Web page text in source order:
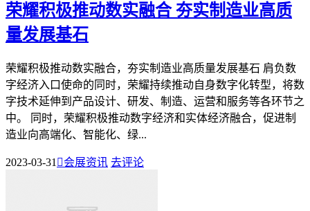
荣耀积极推动数实融合 夯实制造业高质
量发展基石
荣耀积极推动数实融合，夯实制造业高质量发展基石 肩负数
字经济入口使命的同时，荣耀持续推动自身数字化转型，将数
字技术延伸到产品设计、研发、制造、运营和服务等各环节之
中。 同时，荣耀积极推动数字经济和实体经济融合，促进制
造业向高端化、智能化、绿...
2023-03-31 会展资讯 去评论